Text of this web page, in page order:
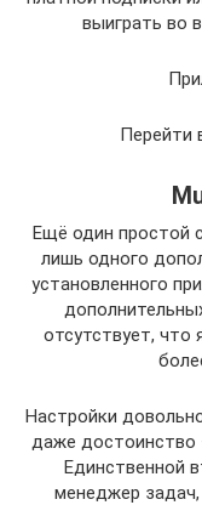
выиграть во
Перейти
Ещё один простой
лишь одного
установленного
отсутствует,
Настройки
даже достоинство
Единственной
менеджер